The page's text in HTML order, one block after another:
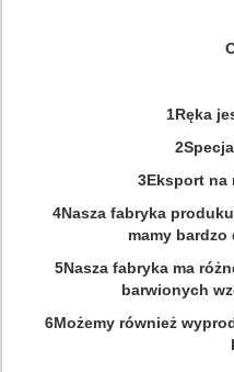
1Ręka
3Eksport na
4Nasza fabryka
mamy
5Nasza fabryka ma
barwionych
6Możemy również